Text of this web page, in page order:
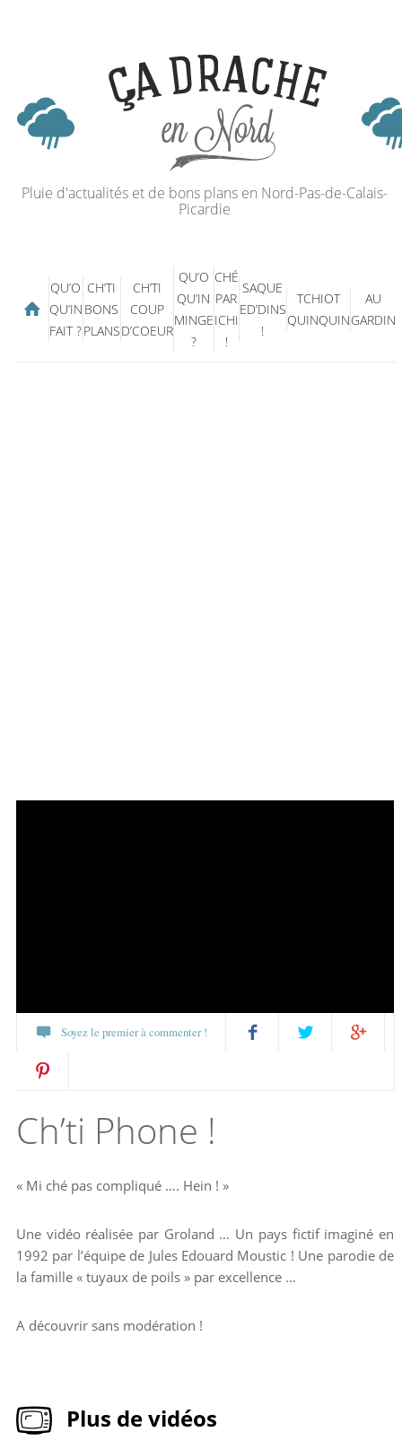
Pluie d'actualités et de bons plans en Nord-Pas-de-Calais-
Picardie
QU’O
QU’IN
FAIT ?
CH’TI
BONS
PLANS
CH’TI
COUP
D’COEUR
QU’O
QU’IN
MINGE
?
CHÉ
PAR
ICHI
!
SAQUE
ED’DINS
!
TCHIOT
QUINQUIN
AU
GARDIN
Soyez le premier à commenter !
it
Ch’ti Phone !
« Mi ché pas compliqué …. Hein ! »
Une vidéo réalisée par Groland … Un pays fictif imaginé en
1992 par l’équipe de Jules Edouard Moustic ! Une parodie de
la famille « tuyaux de poils » par excellence …
A découvrir sans modération !
Plus de vidéos